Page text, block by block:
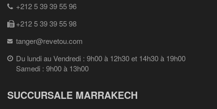
+212 5 39 39 55 96
+212 5 39 39 55 98
tanger@revetou.com
Du lundi au Vendredi : 9h00 à 12h30 et 14h30 à 19h00
Samedi : 9h00 à 13h00
SUCCURSALE MARRAKECH